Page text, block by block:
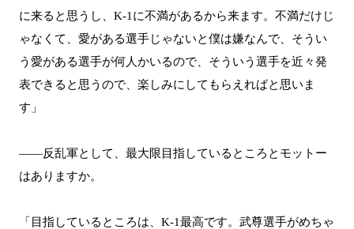
に来ると思うし、K-1に不満があるから来ます。不満だけじ
ゃなくて、愛がある選手じゃないと僕は嫌なんで、そうい
う愛がある選手が何人かいるので、そういう選手を近々発
表できると思うので、楽しみにしてもらえればと思いま
す」
――反乱軍として、最大限目指しているところとモットー
はありますか。
「目指しているところは、K-1最高です。武尊選手がめちゃ